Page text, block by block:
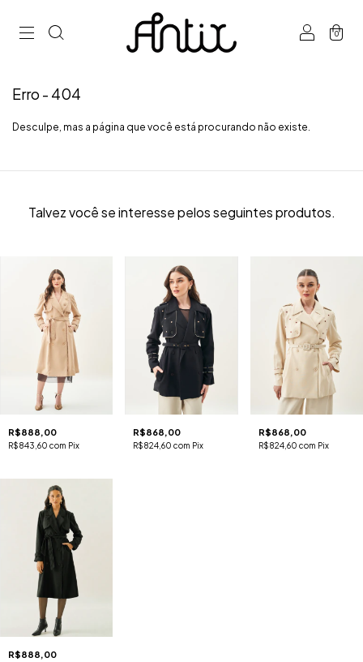
0
Erro - 404
Desculpe, mas a página que você está procurando não existe.
Talvez você se interesse pelos seguintes produtos.
R$888,00
R$843,60 com Pix
R$868,00
R$824,60com Pix
R$868,00
R$824,60 com Pix
R$888,00